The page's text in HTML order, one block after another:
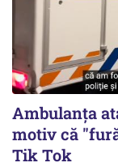
Ambulanța
motiv că
Tik Tok